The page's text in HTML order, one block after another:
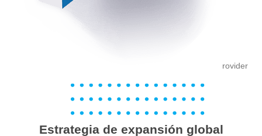
rovider
Estrategia de expansión global